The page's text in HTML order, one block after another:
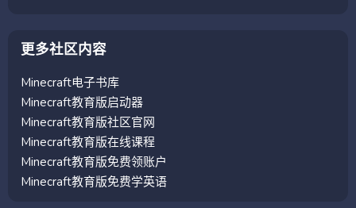
更多社区内容
Minecraft电子书库
Minecraft教育版启动器
Minecraft教育版社区官网
Minecraft教育版在线课程
Minecraft教育版免费领账户
Minecraft教育版免费学英语